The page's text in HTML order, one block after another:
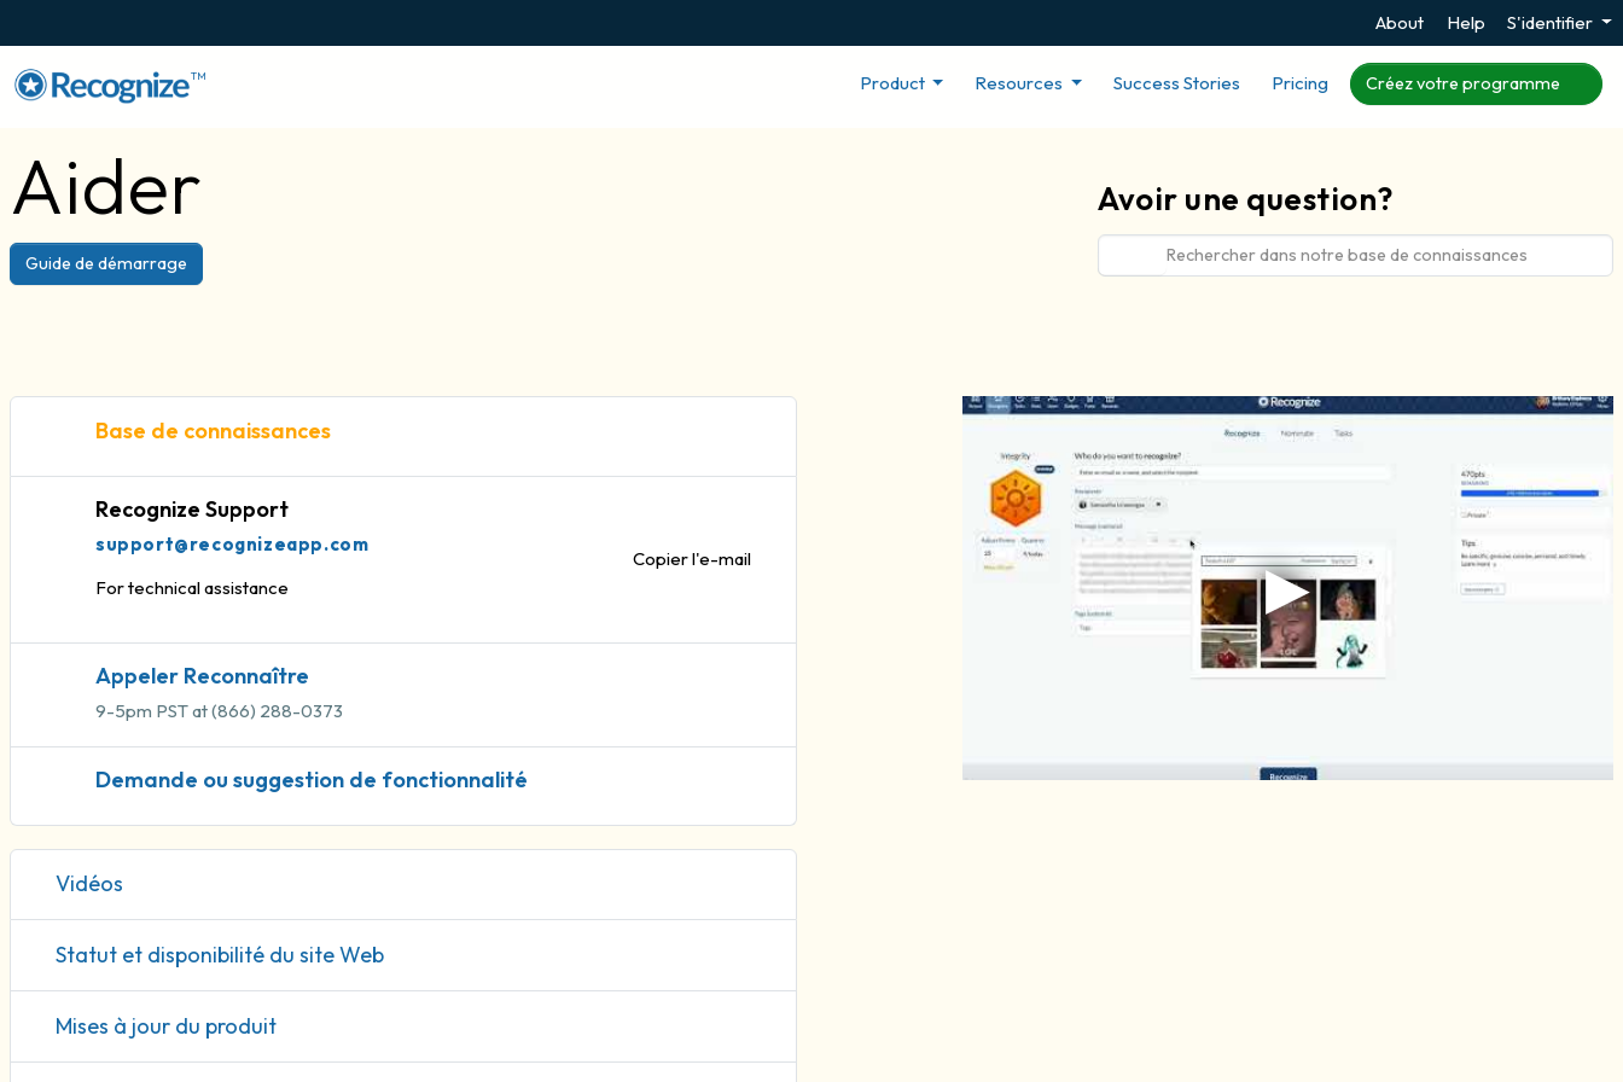
About Help S'identifier
TM Product Resources Success Stories Pricing Créez votre programme
Aider
Guide de démarrage
Avoir une question?
Base de connaissances
Recognize Support
support@recognizeapp.com
For technical assistance
Copier l'e-mail
Appeler Reconnaître
9-5pm PST at (866) 288-0373
Demande ou suggestion de fonctionnalité
Vidéos
Statut et disponibilité du site Web
Mises à jour du produit